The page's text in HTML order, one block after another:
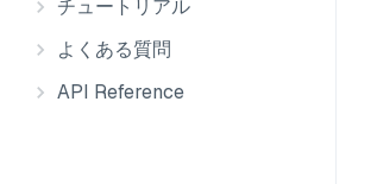
チュートリアル
よくある質問
API Reference